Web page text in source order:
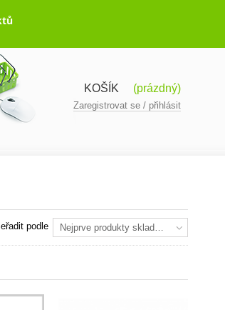
KOŠÍK (prázdný)
Zaregistrovat se / přihlásit
podle Nejprve produkty skladem